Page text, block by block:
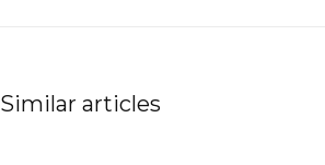
Similar articles